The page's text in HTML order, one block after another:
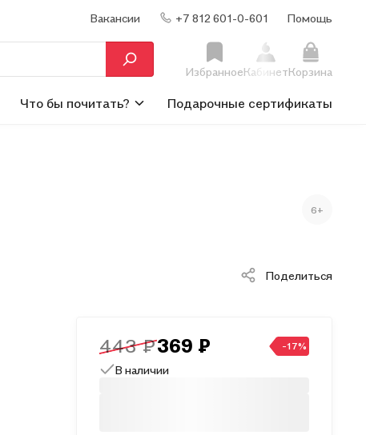
Вакансии +7 812 601-0-601 Помощь
ИзбранноеКабинетКорзина
Что бы почитать? Подарочные сертификаты
6+
Поделиться
443 ₽369 ₽ -17%
В наличии